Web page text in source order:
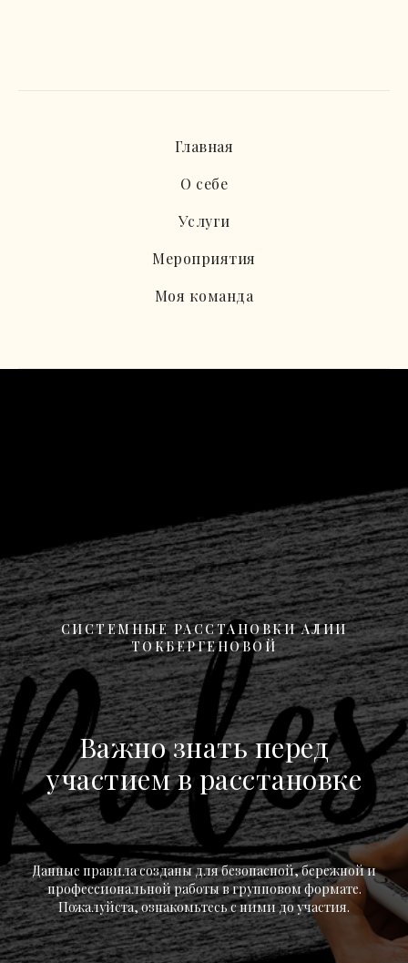
Главная
О себе
Услуги
Мероприятия
Моя команда
СИСТЕМНЫЕ РАССТАНОВКИ АЛИИ
ТОКБЕРГЕНОВОЙ
Важно знать перед
участием в расстановке
Данные правила созданы для безопасной, бережной и
профессиональной работы в групповом формате.
Пожалуйста, ознакомьтесь с ними до участия.